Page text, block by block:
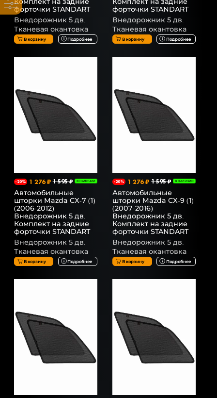
форточки STANDART
Внедорожник 5 дв.
Тканевая окантовка
В корзину Подробнее
форточки STANDART
Внедорожник 5 дв.
Тканевая окантовка
В корзину Подробнее
-20% 1 276 ₽ 1 595 ₽ В НАЛИЧИИ
Автомобильные
шторки Mazda CX-7 (1)
(2006-2012)
Внедорожник 5 дв.
Комплект на задние
форточки STANDART
Внедорожник 5 дв.
Тканевая окантовка
В корзину Подробнее
-20% 1 276 ₽ 1 595 ₽ В НАЛИЧИИ
Автомобильные
шторки Mazda CX-9 (1)
(2007-2016)
Внедорожник 5 дв.
Комплект на задние
форточки STANDART
Внедорожник 5 дв.
Тканевая окантовка
В корзину Подробнее